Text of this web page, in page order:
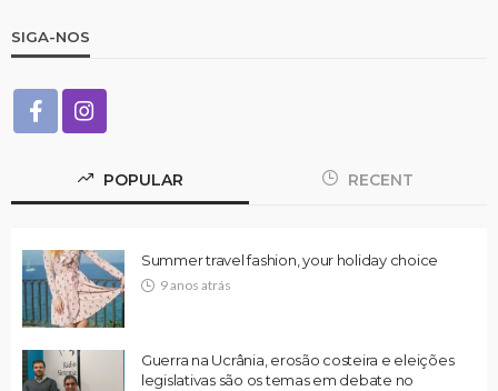
SIGA-NOS
POPULAR RECENT
Summer travel fashion, your holiday choice
9 anos atrás
Guerra na Ucrânia, erosão costeira e eleições
legislativas são os temas em debate no